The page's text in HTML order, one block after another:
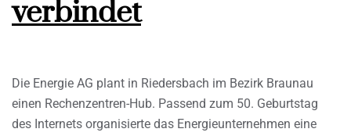
verbindet
Die Energie AG plant in Riedersbach im Bezirk Braunau
einen Rechenzentren-Hub. Passend zum 50. Geburtstag
des Internets organisierte das Energieunternehmen eine